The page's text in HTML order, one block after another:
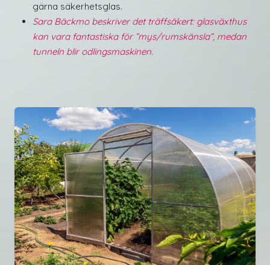
gärna säkerhetsglas.
Sara Bäckmo beskriver det träffsäkert: glasväxthus
kan vara fantastiska för ”mys/rumskänsla”, medan
tunneln blir odlingsmaskinen.